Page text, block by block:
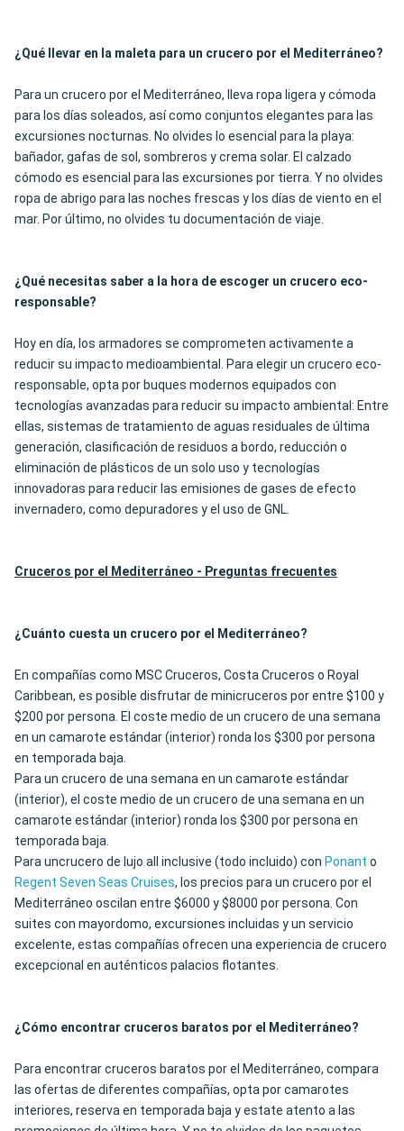
¿Qué llevar en la maleta para un crucero por el Mediterráneo?
Para un crucero por el Mediterráneo, lleva ropa ligera y cómoda
para los días soleados, así como conjuntos elegantes para las
excursiones nocturnas. No olvides lo esencial para la playa:
bañador, gafas de sol, sombreros y crema solar. El calzado
cómodo es esencial para las excursiones por tierra. Y no olvides
ropa de abrigo para las noches frescas y los días de viento en el
mar. Por último, no olvides tu documentación de viaje.
¿Qué necesitas saber a la hora de escoger un crucero eco-
responsable?
Hoy en día, los armadores se comprometen activamente a
reducir su impacto medioambiental. Para elegir un crucero eco-
responsable, opta por buques modernos equipados con
tecnologías avanzadas para reducir su impacto ambiental: Entre
ellas, sistemas de tratamiento de aguas residuales de última
generación, clasificación de residuos a bordo, reducción o
eliminación de plásticos de un solo uso y tecnologías
innovadoras para reducir las emisiones de gases de efecto
invernadero, como depuradores y el uso de GNL.
Cruceros por el Mediterráneo - Preguntas frecuentes
¿Cuánto cuesta un crucero por el Mediterráneo?
En compañías como MSC Cruceros, Costa Cruceros o Royal
Caribbean, es posible disfrutar de minicruceros por entre $100 y
$200 por persona. El coste medio de un crucero de una semana
en un camarote estándar (interior) ronda los $300 por persona
en temporada baja.
Para un crucero de una semana en un camarote estándar
(interior), el coste medio de un crucero de una semana en un
camarote estándar (interior) ronda los $300 por persona en
temporada baja.
Para uncrucero de lujo all inclusive (todo incluido) con Ponant o
Regent Seven Seas Cruises, los precios para un crucero por el
Mediterráneo oscilan entre $6000 y $8000 por persona. Con
suites con mayordomo, excursiones incluidas y un servicio
excelente, estas compañías ofrecen una experiencia de crucero
excepcional en auténticos palacios flotantes.
¿Cómo encontrar cruceros baratos por el Mediterráneo?
Para encontrar cruceros baratos por el Mediterráneo, compara
las ofertas de diferentes compañías, opta por camarotes
interiores, reserva en temporada baja y estate atento a las